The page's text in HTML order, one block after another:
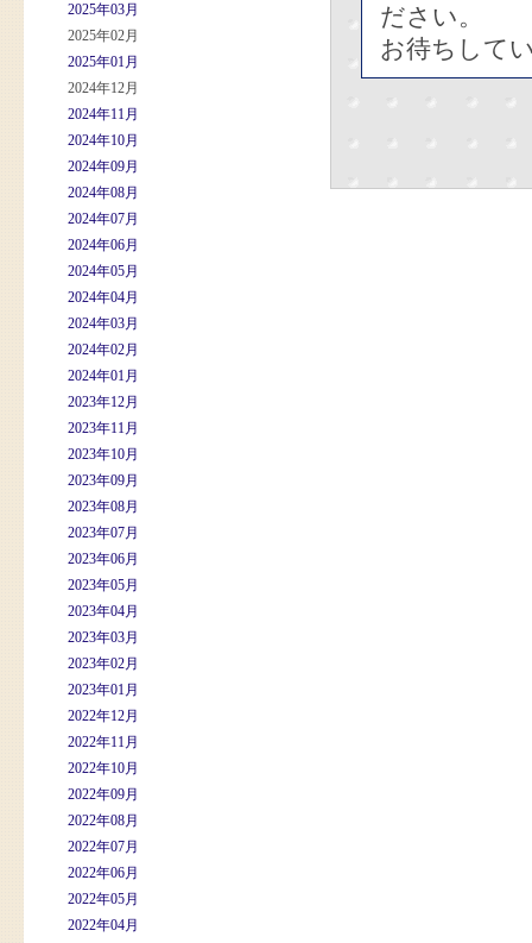
2025年03月
2025年02月
2025年01月
2024年12月
2024年11月
2024年10月
2024年09月
2024年08月
2024年07月
2024年06月
2024年05月
2024年04月
2024年03月
2024年02月
2024年01月
2023年12月
2023年11月
2023年10月
2023年09月
2023年08月
2023年07月
2023年06月
2023年05月
2023年04月
2023年03月
2023年02月
2023年01月
2022年12月
2022年11月
2022年10月
2022年09月
2022年08月
2022年07月
2022年06月
2022年05月
2022年04月
ださい。
お待ちして